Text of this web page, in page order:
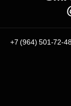
+7 (964) 501-72-